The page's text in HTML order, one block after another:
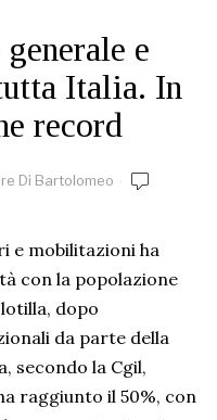
e
Italia. In
record
Di Bartolomeo
e mobilitazioni ha
con la popolazione
dopo
da parte della
secondo la Cgil,
raggiunto il 50%, con